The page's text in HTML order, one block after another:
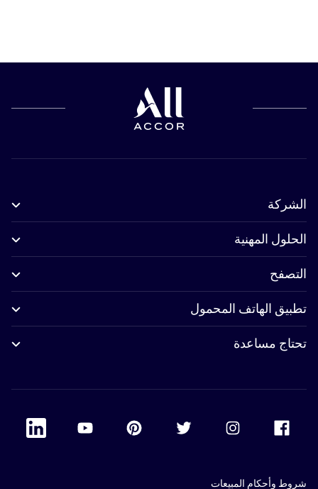
الشركة
الحلول المهنية
التصفح
تطبيق الهاتف المحمول
تحتاج مساعدة
Accor Youtube
Linkedin
شروط وأحكام المبيعات